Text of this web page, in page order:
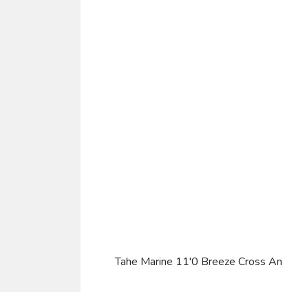
Tahe Marine 11'0 Breeze Cross